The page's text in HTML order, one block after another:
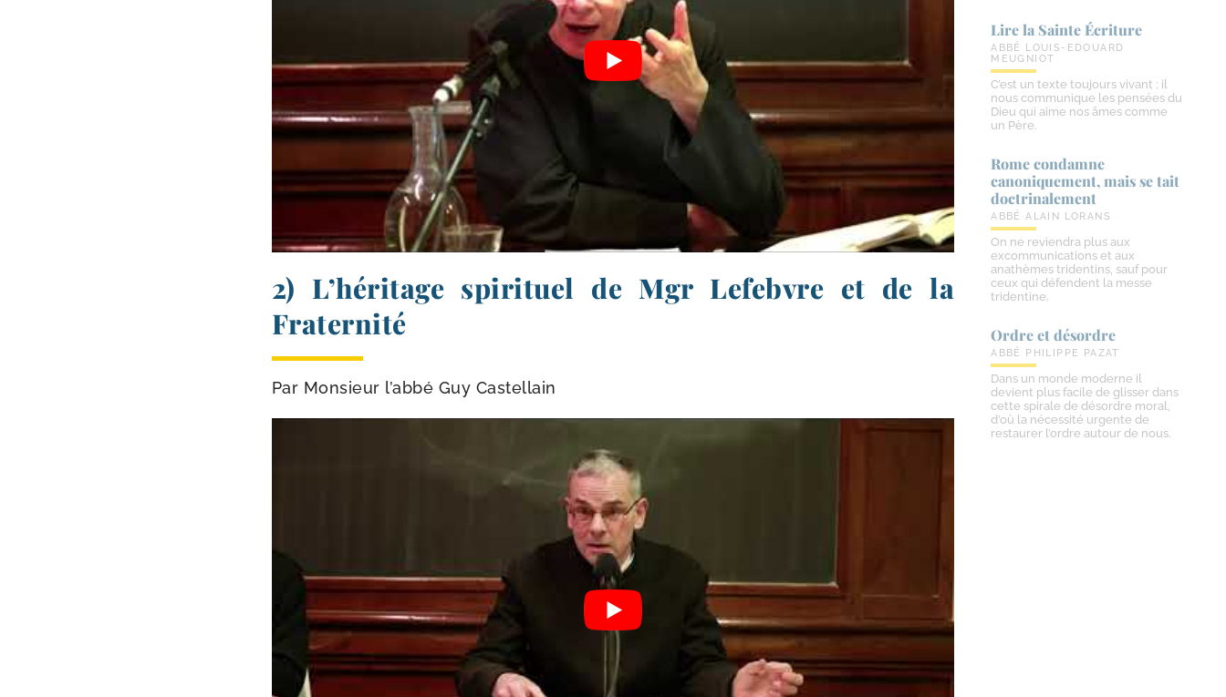
2) L’héritage spirituel de Mgr Lefebvre et de la
Fraternité
Par Monsieur l’ab­bé Guy Castellain
Lire la Sainte Écriture
ABBÉ LOUIS-EDOUARD
MEUGNIOT
C’est un texte toujours vivant ; il
nous communique les pensées du
Dieu qui aime nos âmes comme
un Père.
Rome condamne
canoniquement, mais se tait
doctrinalement
ABBÉ ALAIN LORANS
On ne reviendra plus aux
excommunications et aux
anathèmes tridentins, sauf pour
ceux qui défendent la messe
tridentine.
Ordre et désordre
ABBÉ PHILIPPE PAZAT
Dans un monde moderne il
devient plus facile de glisser dans
cette spirale de désordre moral,
d’où la nécessité urgente de
restaurer l’ordre autour de nous.